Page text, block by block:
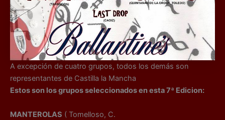
A excepción de cuatro grupos, todos los demás son
representantes de Castilla la Mancha
Estos son los grupos seleccionados en esta 7ª Edicion:
MANTEROLAS ( Tomelloso, C.